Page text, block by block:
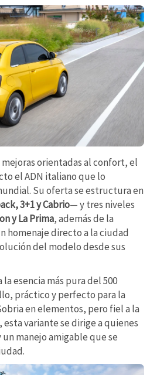
orientadas al confort, el
el ADN italiano que lo
Su oferta se estructura en
3+1 y Cabrio— y tres niveles
y La Prima, además de la
homenaje directo a la ciudad
del modelo desde sus
esencia más pura del 500
práctico y perfecto para la
en elementos, pero fiel a la
variante se dirige a quienes
manejo amigable que se